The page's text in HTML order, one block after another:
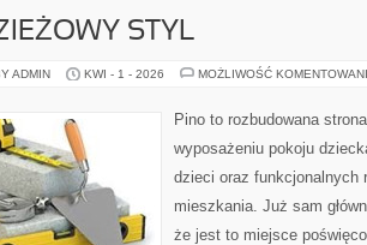
STYL
ADMIN KWI - 1 - 2026 MOŻLIWOŚĆ
Pino to rozbudowana
wyposażeniu pokoju
dzieci oraz funkcjonalnych
mieszkania. Już sam
że jest to miejsce